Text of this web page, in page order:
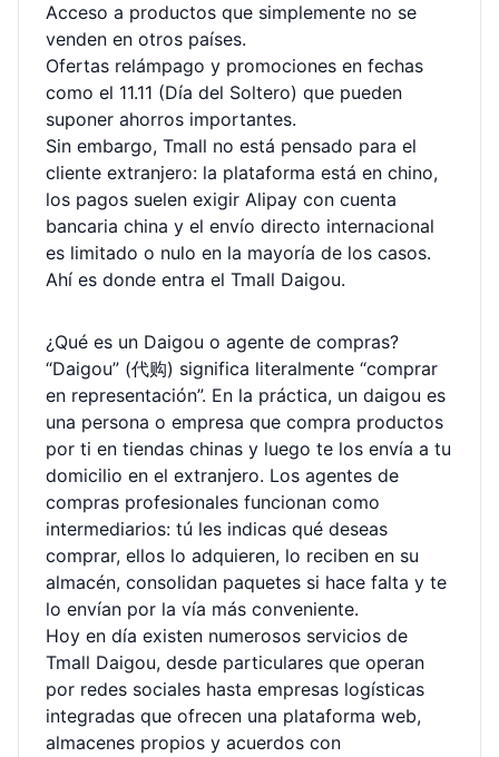
Acceso a productos que simplemente no se
venden en otros países.
Ofertas relámpago y promociones en fechas
como el 11.11 (Día del Soltero) que pueden
suponer ahorros importantes.
Sin embargo, Tmall no está pensado para el
cliente extranjero: la plataforma está en chino,
los pagos suelen exigir Alipay con cuenta
bancaria china y el envío directo internacional
es limitado o nulo en la mayoría de los casos.
Ahí es donde entra el Tmall Daigou.
¿Qué es un Daigou o agente de compras?
“Daigou” (代购) significa literalmente “comprar
en representación”. En la práctica, un daigou es
una persona o empresa que compra productos
por ti en tiendas chinas y luego te los envía a tu
domicilio en el extranjero. Los agentes de
compras profesionales funcionan como
intermediarios: tú les indicas qué deseas
comprar, ellos lo adquieren, lo reciben en su
almacén, consolidan paquetes si hace falta y te
lo envían por la vía más conveniente.
Hoy en día existen numerosos servicios de
Tmall Daigou, desde particulares que operan
por redes sociales hasta empresas logísticas
integradas que ofrecen una plataforma web,
almacenes propios y acuerdos con